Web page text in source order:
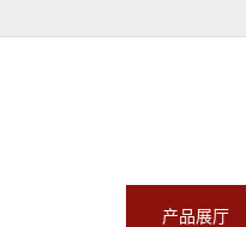
产品展厅